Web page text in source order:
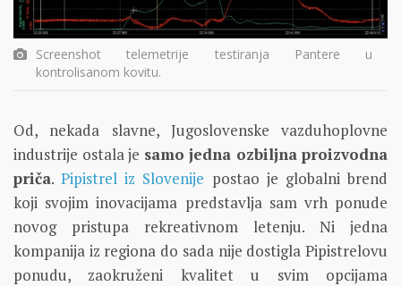
Screenshot telemetrije testiranja Pantere u
kontrolisanom kovitu.
Od, nekada slavne, Jugoslovenske vazduhoplovne
industrije ostala je samo jedna ozbiljna proizvodna
priča.Pipistrel iz Slovenije postao je globalni brend
koji svojim inovacijama predstavlja sam vrh ponude
novog pristupa rekreativnom letenju. Ni jedna
kompanija iz regiona do sada nije dostigla Pipistrelovu
ponudu, zaokruženi kvalitet u svim opcijama